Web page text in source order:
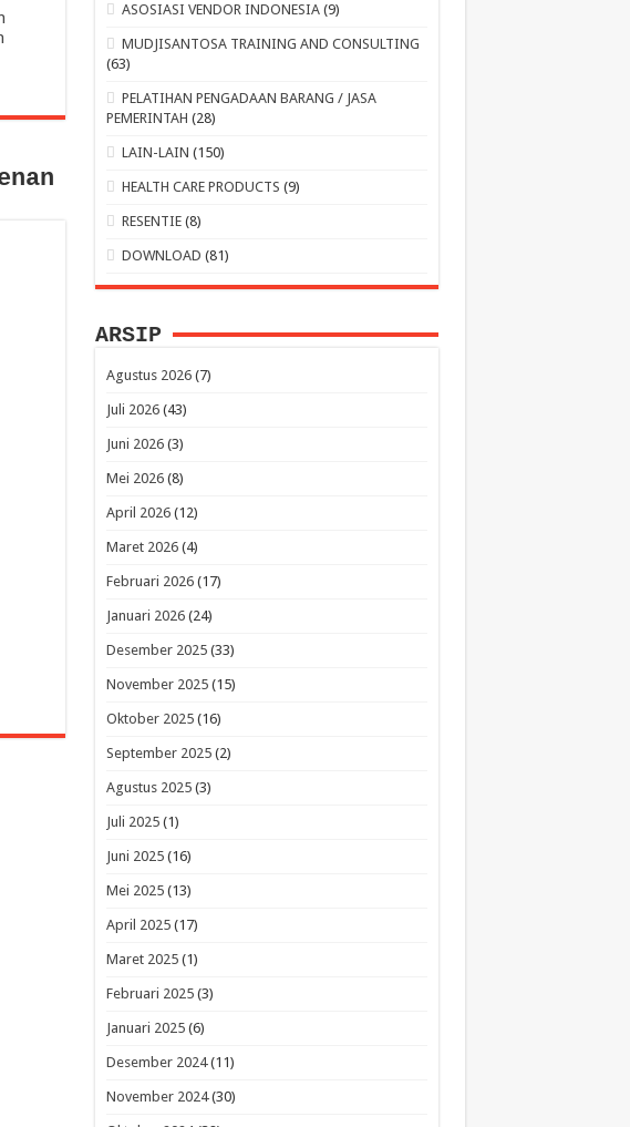
ASOSIASI VENDOR INDONESIA (9)
MUDJISANTOSA TRAINING AND CONSULTING
(63)
PELATIHAN PENGADAAN BARANG / JASA
PEMERINTAH (28)
LAIN-LAIN (150)
HEALTH CARE PRODUCTS (9)
RESENTIE (8)
DOWNLOAD (81)
ARSIP
Agustus 2026(7)
Juli 2026(43)
Juni 2026(3)
Mei 2026(8)
April 2026(12)
Maret 2026(4)
Februari 2026(17)
Januari 2026(24)
Desember 2025(33)
November 2025(15)
Oktober 2025(16)
September 2025(2)
Agustus 2025(3)
Juli 2025(1)
Juni 2025(16)
Mei 2025(13)
April 2025(17)
Maret 2025(1)
Februari 2025(3)
Januari 2025(6)
Desember 2024(11)
November 2024(30)